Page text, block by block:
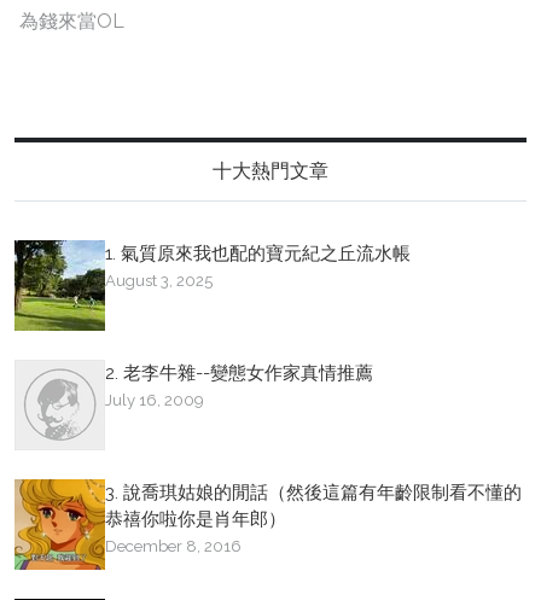
為錢來當OL
十大熱門文章
1. 氣質原來我也配的寶元紀之丘流水帳
August 3, 2025
2. 老李牛雜--變態女作家真情推薦
July 16, 2009
3. 說喬琪姑娘的閒話（然後這篇有年齡限制看不懂的
恭禧你啦你是肖年郎）
December 8, 2016